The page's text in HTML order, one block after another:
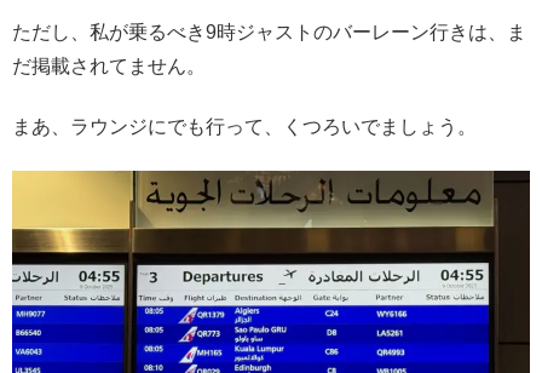
ただし、私が乗るべき9時ジャストのバーレーン行きは、ま
だ掲載されてません。
まあ、ラウンジにでも行って、くつろいでましょう。